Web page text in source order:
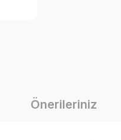
Önerileriniz